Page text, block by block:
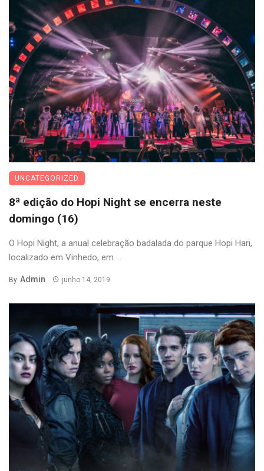
UNCATEGORIZED
8ª edição do Hopi Night se encerra neste
domingo (16)
O Hopi Night, a anual celebração badalada do parque Hopi Hari,
localizado em Vinhedo, em ...
By Admin junho 14, 2019